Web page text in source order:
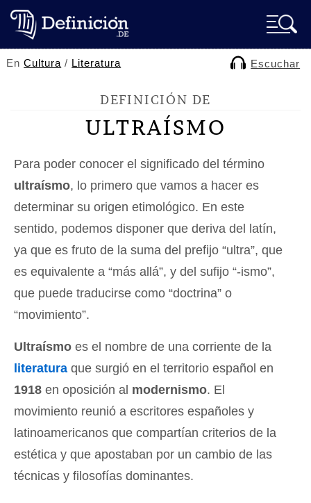
EnCultura / Literatura Escuchar
DEFINICIÓN DE
ULTRAÍSMO
Para poder conocer el significado del término
ultraísmo, lo primero que vamos a hacer es
determinar su origen etimológico. En este
sentido, podemos disponer que deriva del latín,
ya que es fruto de la suma del prefijo “ultra”, que
es equivalente a “más allá”, y del sufijo “-ismo”,
que puede traducirse como “doctrina” o
“movimiento”.
Ultraísmo es el nombre de una corriente de la
literatura que surgió en el territorio español en
1918 en oposición al modernismo. El
movimiento reunió a escritores españoles y
latinoamericanos que compartían criterios de la
estética y que apostaban por un cambio de las
técnicas y filosofías dominantes.